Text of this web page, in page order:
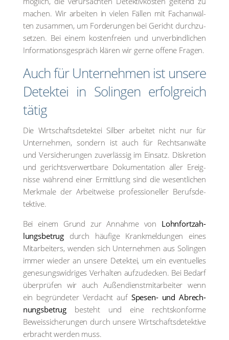
machen. Wir arbei­ten in vie­len Fäl­len mit Fach­an­wäl­
ten zusam­men, um For­de­run­gen bei Gericht durch­zu­
set­zen. Bei einem kos­ten­frei­en und unver­bind­li­chen
Infor­ma­ti­ons­ge­spräch klä­ren wir ger­ne offe­ne Fra­gen.
Auch für Unter­neh­men ist unse­re
Detek­tei in Solin­gen erfolg­reich
tätig
Die Wirtschafts­detektei Sil­ber arbei­tet nicht nur für
Unter­neh­men, son­dern ist auch für Rechts­an­wäl­te
und Ver­si­che­run­gen zuver­läs­sig im Ein­satz. Dis­kre­ti­on
und gerichts­ver­wert­ba­re Doku­men­ta­ti­on aller Ereig­
nis­se wäh­rend einer Ermitt­lung sind die wesent­li­chen
Merk­ma­le der Arbeit­wei­se pro­fes­sio­nel­ler Berufs­de­
tek­ti­ve.
Bei einem Grund zur Annah­me von Lohn­fort­zah­
lungs­be­trug durch häu­fi­ge Krank­mel­dun­gen eines
Mit­ar­bei­ters, wen­den sich Unter­neh­men aus Solin­gen
immer wie­der an unse­re Detek­tei, um ein even­tu­el­les
gene­sungs­wid­ri­ges Ver­hal­ten auf­zu­de­cken. Bei Bedarf
über­prü­fen wir auch Außendienst­mitarbeiter wenn
ein begrün­de­ter Ver­dacht auf Spe­sen- und Abrech­
nungs­be­trug besteht und eine rechts­kon­for­me
Beweis­si­che­run­gen durch unse­re Wirt­schafts­de­tek­ti­ve
erbracht wer­den muss.